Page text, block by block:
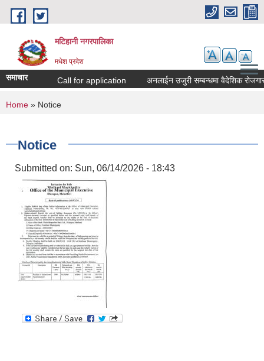
Skip to main content
मटिहानी नगरपालिका
मधेश प्रदेश
समाचार Call for application अनलाईन उजुरी सम्बन्धमा वैदेशिक रोजगार
You are here
Home » Notice
Notice
Submitted on: Sun, 06/14/2026 - 18:43